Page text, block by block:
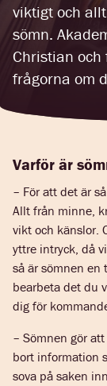
viktigt och
sömn.
Christian
frågorna om
Varför är
– För att det är
Allt från minne,
vikt och känslor.
yttre intryck, då
så är sömnen
bearbeta det du
dig för
– Sömnen gör
bort information
sova på saken